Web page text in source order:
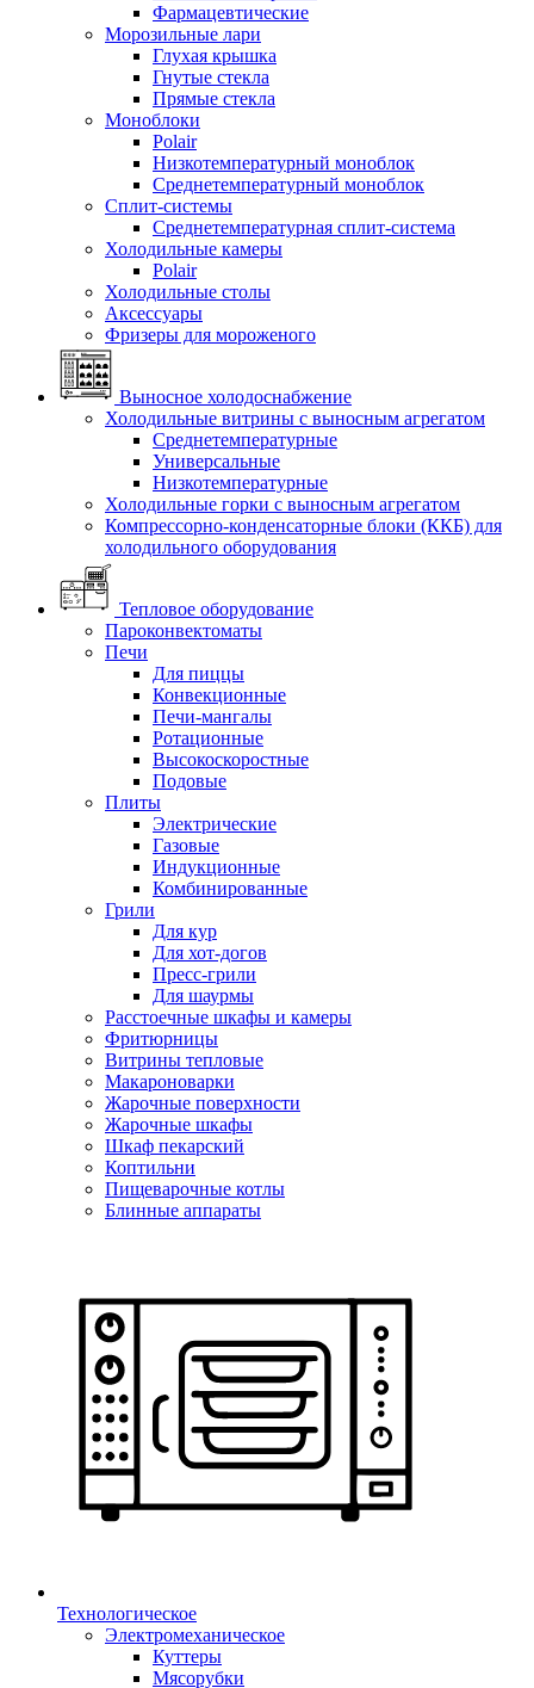
Фармацевтические
Морозильные лари
Глухая крышка
Гнутые стекла
Прямые стекла
Моноблоки
Polair
Низкотемпературный моноблок
Среднетемпературный моноблок
Сплит-системы
Среднетемпературная сплит-система
Холодильные камеры
Polair
Холодильные столы
Аксессуары
Фризеры для мороженого
Выносное холодоснабжение
Холодильные витрины с выносным агрегатом
Среднетемпературные
Универсальные
Низкотемпературные
Холодильные горки с выносным агрегатом
Компрессорно-конденсаторные блоки (ККБ) для
холодильного оборудования
Тепловое оборудование
Пароконвектоматы
Печи
Для пиццы
Конвекционные
Печи-мангалы
Ротационные
Высокоскоростные
Подовые
Плиты
Электрические
Газовые
Индукционные
Комбинированные
Грили
Для кур
Для хот-догов
Пресс-грили
Для шаурмы
Расстоечные шкафы и камеры
Фритюрницы
Витрины тепловые
Макароноварки
Жарочные поверхности
Жарочные шкафы
Шкаф пекарский
Коптильни
Пищеварочные котлы
Блинные аппараты
Технологическое
Электромеханическое
Куттеры
Мясорубки